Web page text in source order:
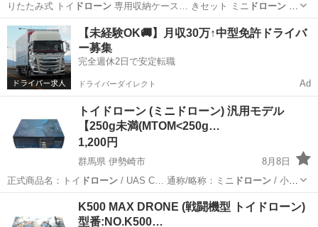
りたたみ式 トイ ドローン専用収納ケース… きセット ミニ ドローン/
ポケットド… ー / ラジコンドローン・型番/モデ…
群馬 伊勢崎市 おもちゃ ドローン
【未経験OK🚚】月収30万↑中型免許ドライバ
ー募集
完全週休2日で安定転職
ドライバーダイレクト Ad
トイドローン (ミニドローン) 汎用モデル
【250g未満(MTOM<250g…
1,200円
群馬県 伊勢崎市
8月8日
正式商品名：トイ ドローン/ UAS C… 通称/略称：ミニ ドローン/ 小型
ドロー…
伊勢崎市 おもちゃ トイドローン
K500 MAX DRONE (戦闘機型 トイドローン)
型番:NO.K500…